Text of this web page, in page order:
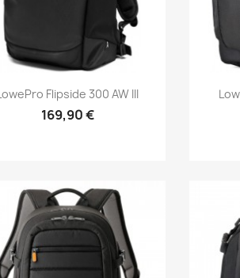
Aperçu rapide
Flipside 300 AW III
169,90 €